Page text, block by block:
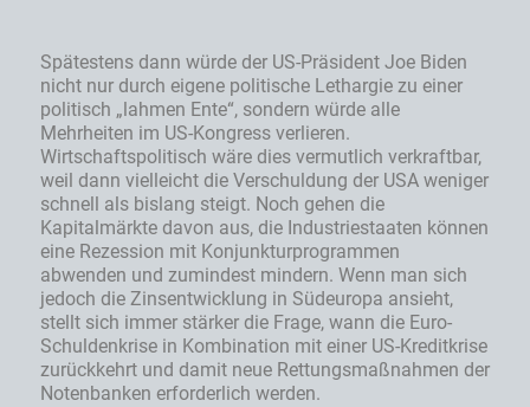
Spätestens dann würde der US-Präsident Joe Biden
nicht nur durch eigene politische Lethargie zu einer
politisch „lahmen Ente“, sondern würde alle
Mehrheiten im US-Kongress verlieren.
Wirtschaftspolitisch wäre dies vermutlich verkraftbar,
weil dann vielleicht die Verschuldung der USA weniger
schnell als bislang steigt. Noch gehen die
Kapitalmärkte davon aus, die Industriestaaten können
eine Rezession mit Konjunkturprogrammen
abwenden und zumindest mindern. Wenn man sich
jedoch die Zinsentwicklung in Südeuropa ansieht,
stellt sich immer stärker die Frage, wann die Euro-
Schuldenkrise in Kombination mit einer US-Kreditkrise
zurückkehrt und damit neue Rettungsmaßnahmen der
Notenbanken erforderlich werden.